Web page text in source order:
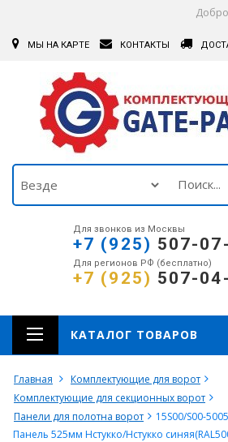
МЫ НА КАРТЕ КОНТАКТЫ
Для звонков из Москвы
+7 (925) 507-
Для регионов РФ (бесплатно)
+7 (925) 507-
КАТАЛОГ ТОВАРОВ
Главная
Комплектующие для ворот
Комплектующие для секционных ворот
Панели для полотна ворот
15S00/S00-
Панель 525мм Нстукко/Нстукко